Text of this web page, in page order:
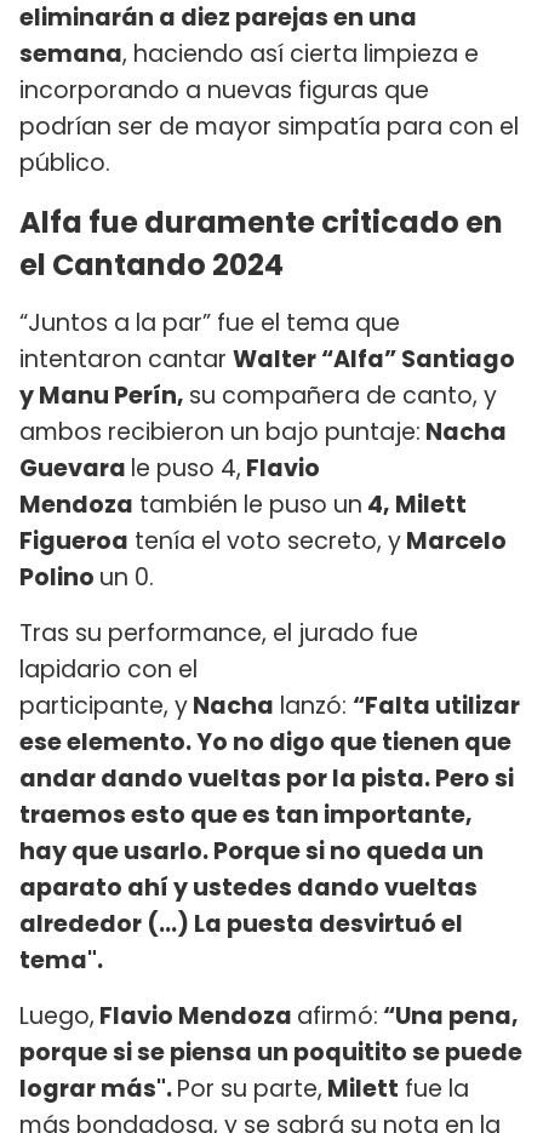
eliminarán a diez parejas en una
semana, haciendo así cierta limpieza e
incorporando a nuevas figuras que
podrían ser de mayor simpatía para con el
público.
Alfa fue duramente criticado en
el Cantando 2024
“Juntos a la par” fue el tema que
intentaron cantar Walter “Alfa” Santiago
y Manu Perín, su compañera de canto, y
ambos recibieron un bajo puntaje: Nacha
Guevara le puso 4, Flavio
Mendoza también le puso un 4, Milett
Figueroa tenía el voto secreto, yMarcelo
Polino un 0.
Tras su performance, el jurado fue
lapidario con el
participante, yNacha lanzó: “Falta utilizar
ese elemento. Yo no digo que tienen que
andar dando vueltas por la pista. Pero si
traemos esto que es tan importante,
hay que usarlo. Porque si no queda un
aparato ahí y ustedes dando vueltas
alrededor (...) La puesta desvirtuó el
tema".
Luego, Flavio Mendoza afirmó: “Una pena,
porque si se piensa un poquitito se puede
lograr más".Por su parte, Milett fue la
más bondadosa, y se sabrá su nota en la